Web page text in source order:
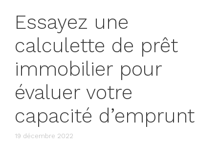
Essayez une
calculette de prêt
immobilier pour
évaluer votre
capacité d’emprunt
19 décembre 2022